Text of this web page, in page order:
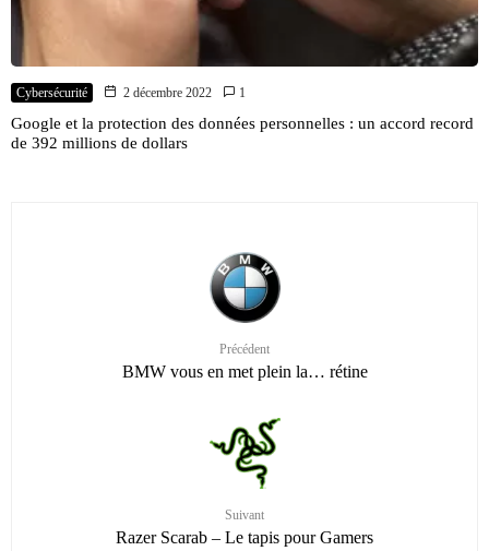
Cybersécurité 2 décembre 2022 1
Google et la protection des données personnelles : un accord record
de 392 millions de dollars
Précédent
BMW vous en met plein la… rétine
Suivant
Razer Scarab – Le tapis pour Gamers